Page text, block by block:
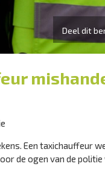
Deel dit
Een taxichauffeur
de ogen van de